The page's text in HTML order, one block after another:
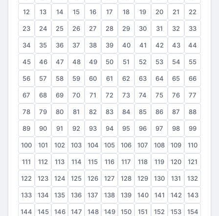
12 13 14 15 16 17 18 19 20 21 22
23 24 25 26 27 28 29 30 31 32 33
34 35 36 37 38 39 40 41 42 43 44
45 46 47 48 49 50 51 52 53 54 55
56 57 58 59 60 61 62 63 64 65 66
67 68 69 70 71 72 73 74 75 76 77
78 79 80 81 82 83 84 85 86 87 88
89 90 91 92 93 94 95 96 97 98 99
100 101 102 103 104 105 106 107 108 109 110
111 112 113 114 115 116 117 118 119 120 121
122 123 124 125 126 127 128 129 130 131 132
133 134 135 136 137 138 139 140 141 142 143
144 145 146 147 148 149 150 151 152 153 154